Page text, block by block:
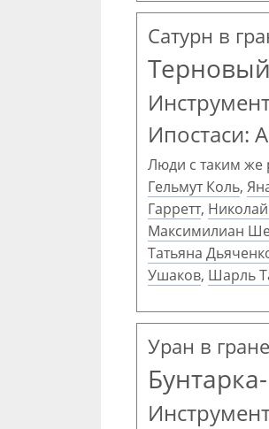
Сатурн в
Ипостаси:
Люди с таким же
Гельмут Коль,
Гарретт,
Максимилиан
Татьяна
Ушаков, Шарль
Уран в